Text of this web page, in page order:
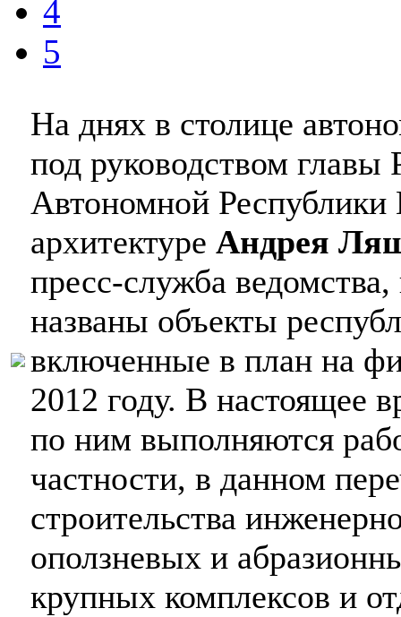
4
5
На днях в столице
под руководством главы
Автономной
архитектуре Андрея
пресс-служба
названы объекты
включенные в план на
2012 году. В настоящее
по ним выполняются
частности, в данном
строительства
оползневых и
крупных комплексов и